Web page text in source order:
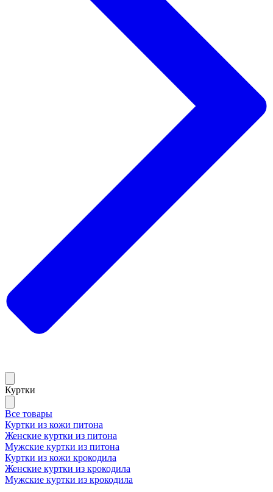
Куртки
Все товары
Куртки из кожи питона
Женские куртки из питона
Мужские куртки из питона
Куртки из кожи крокодила
Женские куртки из крокодила
Мужские куртки из крокодила